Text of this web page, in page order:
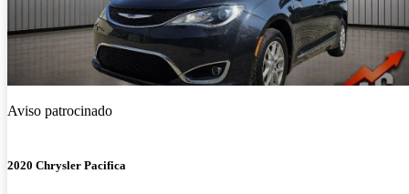
Aviso patrocinado
2020 Chrysler Pacifica